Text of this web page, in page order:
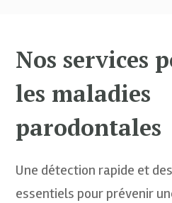
Nos services
les maladies
parodontales
Une détection rapide et
essentiels pour prévenir